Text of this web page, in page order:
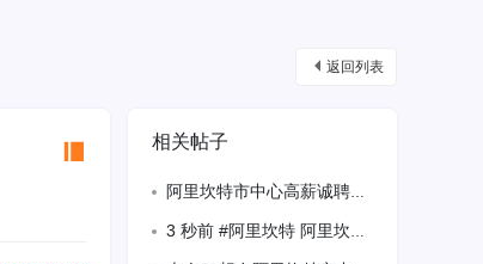
返回列表
相关帖子
阿里坎特市中心高薪诚聘临时代班熟练油锅师傅，从7月24号开始20
3 秒前 #阿里坎特 阿里坎特市中心高薪诚聘临时代班熟练油锅师傅，从7月24号